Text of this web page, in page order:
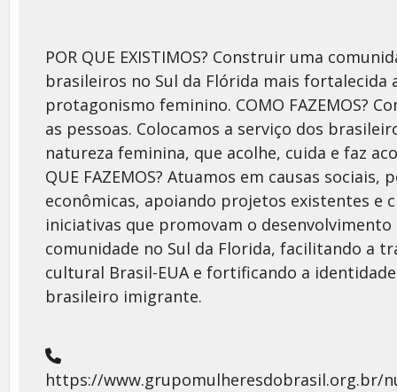
POR QUE EXISTIMOS? Construir uma
brasileiros no Sul da Flórida mais fortalecida
protagonismo feminino. COMO FAZEMOS?
as pessoas. Colocamos a serviço dos
natureza feminina, que acolhe, cuida e faz
QUE FAZEMOS? Atuamos em causas sociais,
econômicas, apoiando projetos existentes e
iniciativas que promovam o desenvolvimento
comunidade no Sul da Florida, facilitando a
cultural Brasil-EUA e fortificando a
brasileiro imigrante.
https://www.grupomulheresdobrasil.org.br/